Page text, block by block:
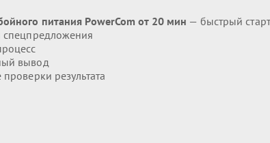
питания PowerCom от 20 мин — быстрый
спецпредложения
вывод
результата